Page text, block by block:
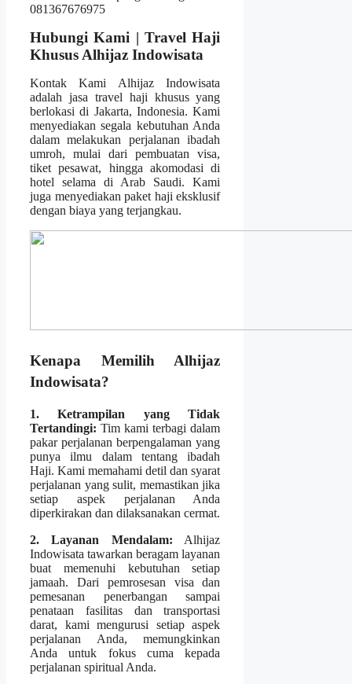
Hubungi Kami | Travel Haji
Khusus Alhijaz Indowisata
Kontak Kami Alhijaz Indowisata
adalah jasa travel haji khusus yang
berlokasi di Jakarta, Indonesia. Kami
menyediakan segala kebutuhan Anda
dalam melakukan perjalanan ibadah
umroh, mulai dari pembuatan visa,
tiket pesawat, hingga akomodasi di
hotel selama di Arab Saudi. Kami
juga menyediakan paket haji eksklusif
dengan biaya yang terjangkau.
Kenapa Memilih Alhijaz
Indowisata?
1. Ketrampilan yang Tidak
Tertandingi: Tim kami terbagi dalam
pakar perjalanan berpengalaman yang
punya ilmu dalam tentang ibadah
Haji. Kami memahami detil dan syarat
perjalanan yang sulit, memastikan jika
setiap aspek perjalanan Anda
diperkirakan dan dilaksanakan cermat.
2. Layanan Mendalam: Alhijaz
Indowisata tawarkan beragam layanan
buat memenuhi kebutuhan setiap
jamaah. Dari pemrosesan visa dan
pemesanan penerbangan sampai
penataan fasilitas dan transportasi
darat, kami mengurusi setiap aspek
perjalanan Anda, memungkinkan
Anda untuk fokus cuma kepada
perjalanan spiritual Anda.